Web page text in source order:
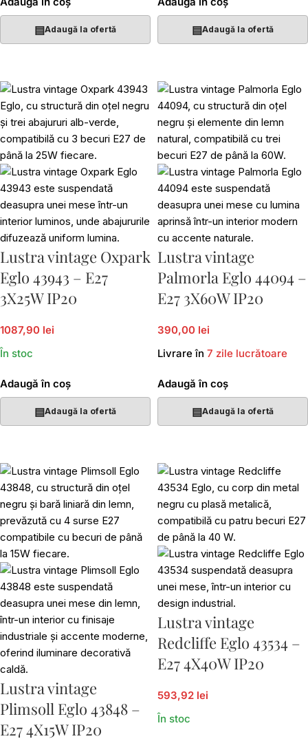
▤Adaugă la ofertă ▤Adaugă la ofertă
Lustra vintage Oxpark
Eglo 43943 – E27
3X25W IP20
1087,90 lei
În stoc
Adaugă în coș
▤Adaugă la ofertă
Lustra vintage
Palmorla Eglo 44094 –
E27 3X60W IP20
390,00 lei
Livrare în 7 zile lucrătoare
Adaugă în coș
▤Adaugă la ofertă
Lustra vintage
Plimsoll Eglo 43848 –
E27 4X15W IP20
Lustra vintage
Redcliffe Eglo 43534 –
E27 4X40W IP20
593,92 lei
În stoc